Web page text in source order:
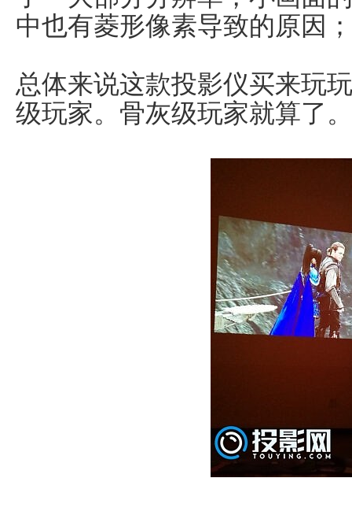
中也有菱形像素导致的原因；
总体来说这款投影仪买来玩
级玩家。骨灰级玩家就算了。